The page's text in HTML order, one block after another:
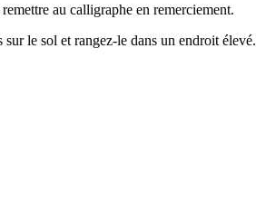
au calligraphe en remerciement.
le sol et rangez-le dans un endroit élevé.